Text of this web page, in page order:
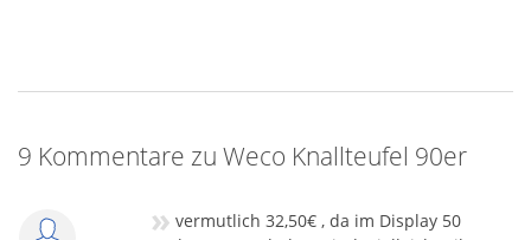
9 Kommentare zu Weco Knallteufel 90er
» vermutlich 32,50€ , da im Display 50